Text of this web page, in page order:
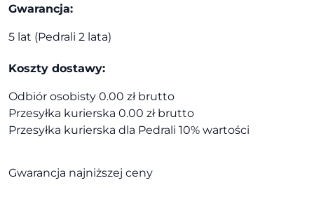
Gwarancja:
5 lat (Pedrali 2 lata)
Koszty dostawy:
Odbiór osobisty 0.00 zł brutto
Przesyłka kurierska 0.00 zł brutto
Przesyłka kurierska dla Pedrali 10% wartości
Gwarancja najniższej ceny